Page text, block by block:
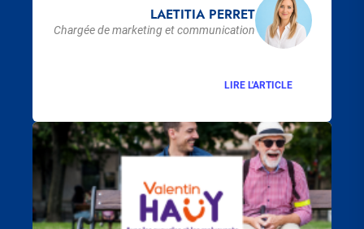
LAETITIA PERRET
Chargée de marketing et communication
LIRE L'ARTICLE
Visuel
principal